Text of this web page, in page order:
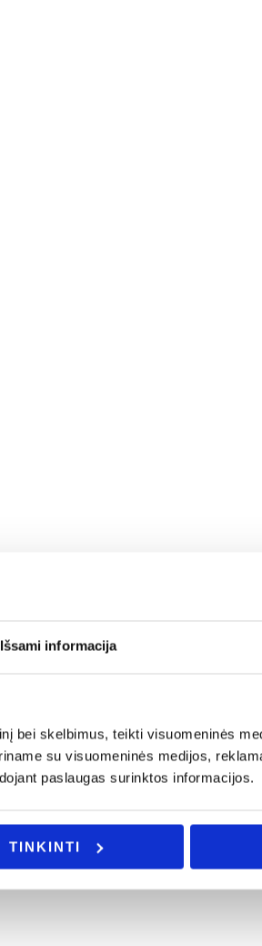
Išsami informacija
bei skelbimus, teikti visuomeninės
su visuomeninės medijos,
paslaugas surinktos informacijos.
TINKINTI